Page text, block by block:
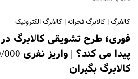
کالابرگ | کالابرگ فجرانه | کالابرگ الکترونیک
کالابرگ بگیران